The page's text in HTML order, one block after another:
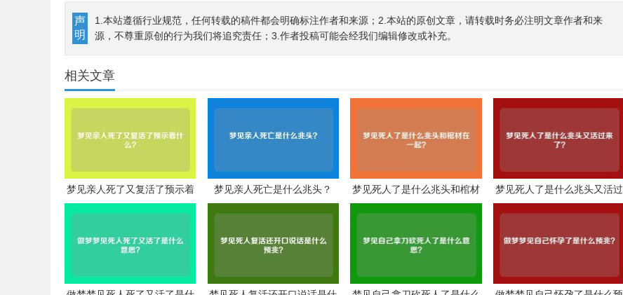
声
明
1.本站遵循行业规范，任何转载的稿件都会明确标注作者和来源；2.本站的原创文章，请转载时务必注明文章作者和来
源，不尊重原创的行为我们将追究责任；3.作者投稿可能会经我们编辑修改或补充。
相关文章
梦见亲人死了又复活了预示着
什么？
梦见亲人死亡是什么兆头？
梦见死人了是什么兆头和棺材
在一起？
梦见死人了是什么兆头又活过
来了？